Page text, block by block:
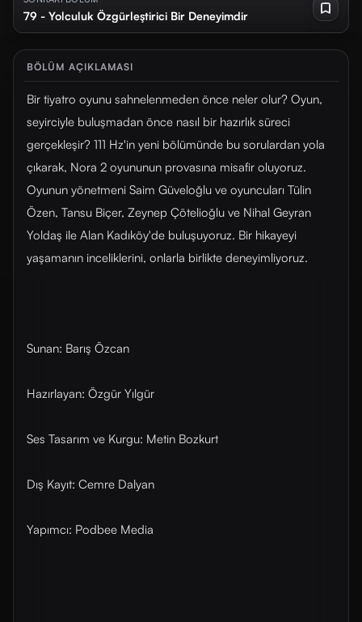
79 - Yolculuk Özgürleştirici Bir Deneyimdir
BÖLÜM AÇIKLAMASI
Bir tiyatro oyunu sahnelenmeden önce neler olur? Oyun,
seyirciyle buluşmadan önce nasıl bir hazırlık süreci
gerçekleşir? 111 Hz'in yeni bölümünde bu sorulardan yola
çıkarak, Nora 2 oyununun provasına misafir oluyoruz.
Oyunun yönetmeni Saim Güveloğlu ve oyuncuları Tülin
Özen, Tansu Biçer, Zeynep Çötelioğlu ve Nihal Geyran
Yoldaş ile Alan Kadıköy'de buluşuyoruz. Bir hikayeyi
yaşamanın inceliklerini, onlarla birlikte deneyimliyoruz.
Sunan: Barış Özcan
Hazırlayan: Özgür Yılgür
Ses Tasarım ve Kurgu: Metin Bozkurt
Dış Kayıt: Cemre Dalyan
Yapımcı: Podbee Media